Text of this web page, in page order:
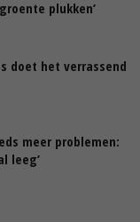
plukken’
doet het verrassend
meer problemen:
leeg’